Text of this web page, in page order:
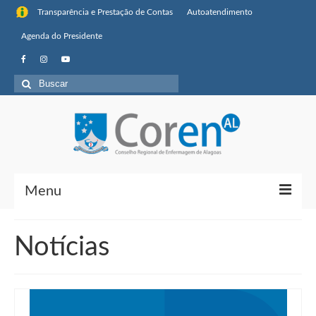
Transparência e Prestação de Contas Autoatendimento
Agenda do Presidente
Buscar
por:
Menu
Sobre o Coren-AL
Missão, visão de futuro e valores
Notícias